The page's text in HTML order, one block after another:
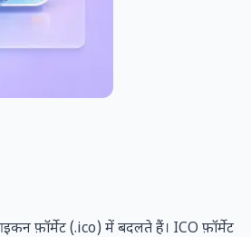
फ़ॉर्मेट (.ico) में बदलते हैं। ICO फ़ॉर्मेट